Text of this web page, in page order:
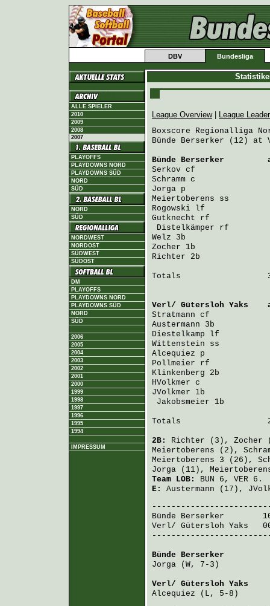
DBV Bundesliga
ALLE SPIELER
2010
2009
2008
2007
PLAYOFFS
PLAYDOWNS NORD
PLAYDOWNS SÜD
NORD
SÜD
NORD
SÜD
NORDWEST
NORDOST
SÜDWEST
SÜDOST
DM
PLAYOFFS
PLAYDOWNS NORD
PLAYDOWNS SÜD
NORD
SÜD
2006
2005
2004
2003
2002
2001
2000
1999
1998
1997
1996
1995
1994
IMPRESSUM
League Overview|
League
Boxscore Regionalliga
Bünde Berserker (12) at
Bünde Berserker
Serkov cf                5
Schramm c                3
Jorga p                  4
Meiertoberens ss
Rogowski lf              3
Gutknecht rf             2
Distelkämper rf
Welz 3b                  3
Zocher 1b
Richter 2b
Totals
Verl/ Gütersloh Yaks
Stratmann cf             4
Austermann 3b
Diestelkamp lf           3
Wittenstein ss
Alcequiez p              3
Pollmeier rf             3
Klinkenberg 2b
HVolkmer c               1
JVolkmer 1b
Jakobsmeier 1b
Totals
2B: Richter (3), Zocher
Meiertoberens (2),
Meiertoberens 3 (26),
Jorga (11),
Team LOB:
BUN 6, VER 6.
E: Austermann (17),
Bünde Berserker
Verl/ Gütersloh Yaks
Bünde Berserker
Jorga (W, 7-3)
Verl/ Gütersloh Yaks
Alcequiez (L, 5-8)